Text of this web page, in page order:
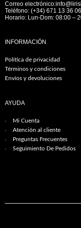
Correo
Teléfono: (+34) 671 13 36 06
Horario: Lun-Dom: 08:00 –
INFORMACIÓN
Política de privacidad
Términos y condiciones
Envíos y devoluciones
AYUDA
Mi Cuenta
Atención al cliente
Preguntas Frecuentes
Seguimiento De Pedidos